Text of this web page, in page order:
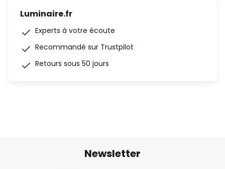
Luminaire.fr
Experts à votre écoute
Recommandé sur Trustpilot
Retours sous 50 jours
Newsletter